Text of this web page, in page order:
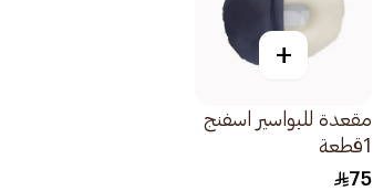
+
مقعدة للبواسير اسفنج
1قطعة
75